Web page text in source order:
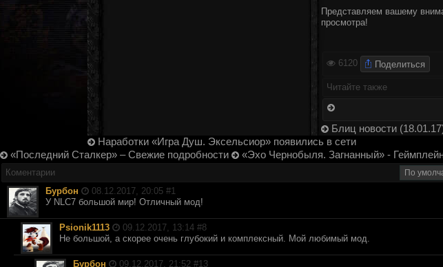
Представляем вашему
просмотра!
6120
Поделиться
Читайте также
Блиц новости
Наработки «Игра Душ. Эксельсиор» появились в сети
«Последний Сталкер» – Свежие подробности
«Эхо Чернобыля. Загнанный» -
Коментарии
Бурбон
08.12.2017, 20:05 #1
У NLC7 большой мир! Отличный мод!
Psionik1113 09.12.2017, 13:14 #8
Не большой, а скорее очень глубокий и комплексный. Мой любимый мод.
Бурбон 09.12.2017, 21:52 #13